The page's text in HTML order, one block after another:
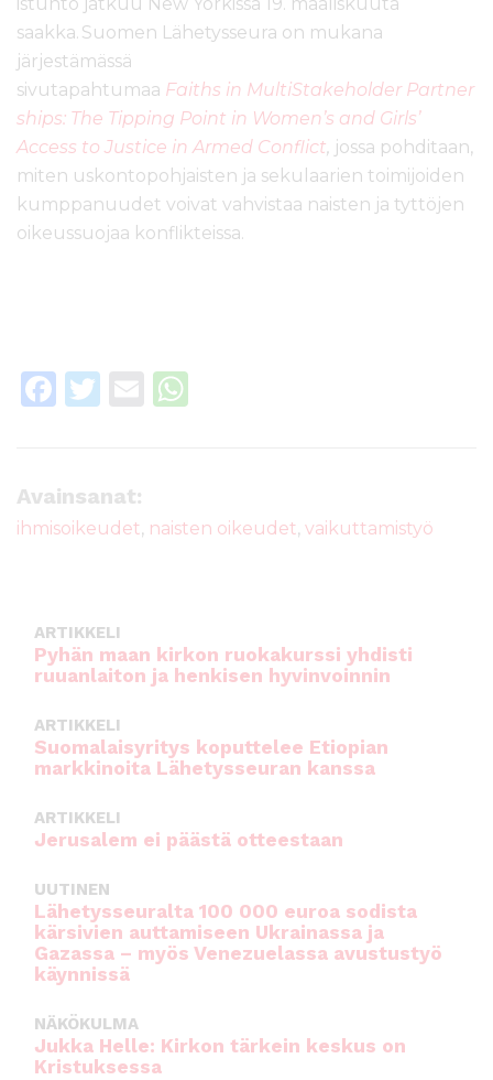
saakka. Suomen Lähetysseura on mukana
järjestämässä
sivutapahtumaa Faiths in MultiStakeholder Partner
ships: The Tipping Point in Women’s and Girls’
Access to Justice in Armed Conflict, jossa pohditaan,
miten uskontopohjaisten ja sekulaarien toimijoiden
kumppanuudet voivat vahvistaa naisten ja tyttöjen
oikeussuojaa konflikteissa.
F
e
b
k
T
te
r
E
A
Avainsanat:
ihmisoikeudet, naisten oikeudet, vaikuttamistyö
ARTIKKELI
Pyhän maan kirkon ruokakurssi yhdisti
ruuanlaiton ja henkisen hyvinvoinnin
ARTIKKELI
Suomalaisyritys koputtelee Etiopian
markkinoita Lähetysseuran kanssa
ARTIKKELI
Jerusalem ei päästä otteestaan
UUTINEN
Lähetysseuralta 100 000 euroa sodista
kärsivien auttamiseen Ukrainassa ja
Gazassa – myös Venezuelassa avustustyö
käynnissä
NÄKÖKULMA
Jukka Helle: Kirkon tärkein keskus on
Kristuksessa